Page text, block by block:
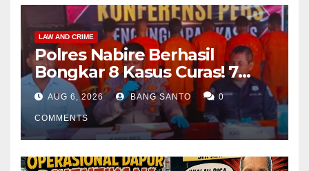
LAW AND CRIME
Polres Nabire Berhasil
Bongkar 8 Kasus Curas! 7
Pelaku Ditangkap, 62 Motor
Kembali Diamankan
AUG 6, 2026 BANG SANTO 0
COMMENTS